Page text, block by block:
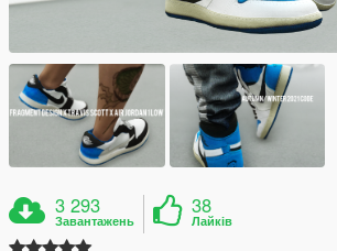
3 293
Завантажень
38
Лайків